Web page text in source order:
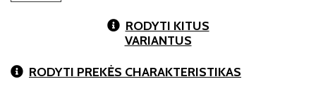
RODYTI KITUS
VARIANTUS
RODYTI PREKĖS CHARAKTERISTIKAS